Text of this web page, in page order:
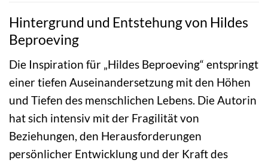
Hintergrund und Entstehung von Hildes
Beproeving
Die Inspiration für „Hildes Beproeving“ entspringt
einer tiefen Auseinandersetzung mit den Höhen
und Tiefen des menschlichen Lebens. Die Autorin
hat sich intensiv mit der Fragilität von
Beziehungen, den Herausforderungen
persönlicher Entwicklung und der Kraft des